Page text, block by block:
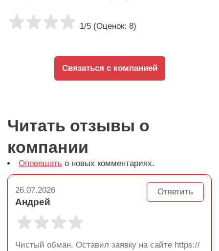
1/5 (Оценок: 8)
Связаться с компанией
Читать отзывы о
компании
Оповещать о новых комментариях.
Ответить
26.07.2026
Андрей
Чистый обман. Оставил заявку на сайте https://